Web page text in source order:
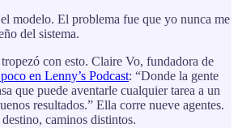
modelo. El problema fue que yo nunca me
del sistema.
con esto. Claire Vo, fundadora de
en Lenny’s Podcast: “Donde la gente
que puede aventarle cualquier tarea a un
resultados.” Ella corre nueve agentes.
caminos distintos.